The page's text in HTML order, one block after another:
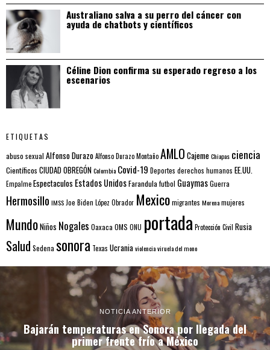
Australiano salva a su perro del cáncer con
ayuda de chatbots y científicos
Céline Dion confirma su esperado regreso a los
escenarios
ETIQUETAS
abuso sexual Alfonso DurazoAlfonso Durazo MontañoAMLO CajemeChiapas ciencia
Científicos CIUDAD OBREGÓNColombia Covid-19 Deportes derechos humanos EE.UU.
EmpalmeEspectaculos Estados UnidosFarandula futbol GuaymasGuerra
Hermosillo IMSS Joe Biden López Obrador Mexicomigrantes Morenamujeres
MundoNiños Nogales Oaxaca OMS ONU portada Protección Civil Rusia
Salud Sedena sonora Texas Ucraniaviolenciaviruela del mono
NOTICIA ANTERIOR
Bajarán temperaturas en Sonora por llegada del
primer frente frío a México